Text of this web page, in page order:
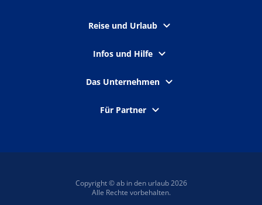
Reise und Urlaub
Infos und Hilfe
Das Unternehmen
Für Partner
Copyright © ab in den urlaub 2026
Alle Rechte vorbehalten.